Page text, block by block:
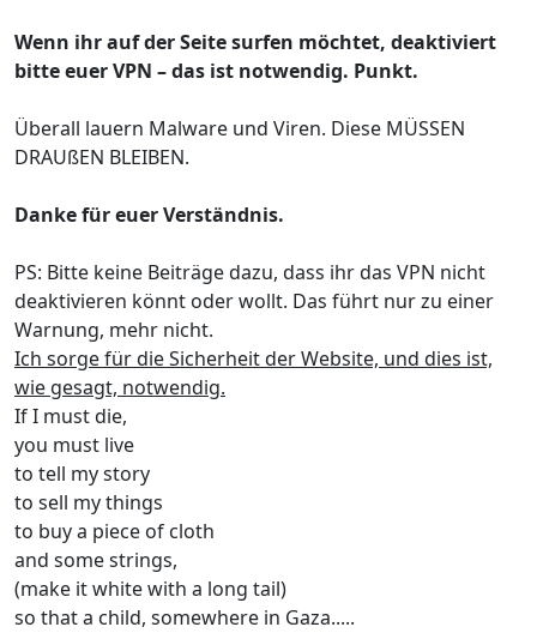
Wenn ihr auf der Seite surfen möchtet, deaktiviert
bitte euer VPN – das ist notwendig. Punkt.
Überall lauern Malware und Viren. Diese MÜSSEN
DRAUßEN BLEIBEN.
Danke für euer Verständnis.
PS: Bitte keine Beiträge dazu, dass ihr das VPN nicht
deaktivieren könnt oder wollt. Das führt nur zu einer
Warnung, mehr nicht.
Ich sorge für die Sicherheit der Website, und dies ist,
wie gesagt, notwendig.
If I must die,
you must live
to tell my story
to sell my things
to buy a piece of cloth
and some strings,
(make it white with a long tail)
so that a child, somewhere in Gaza.....